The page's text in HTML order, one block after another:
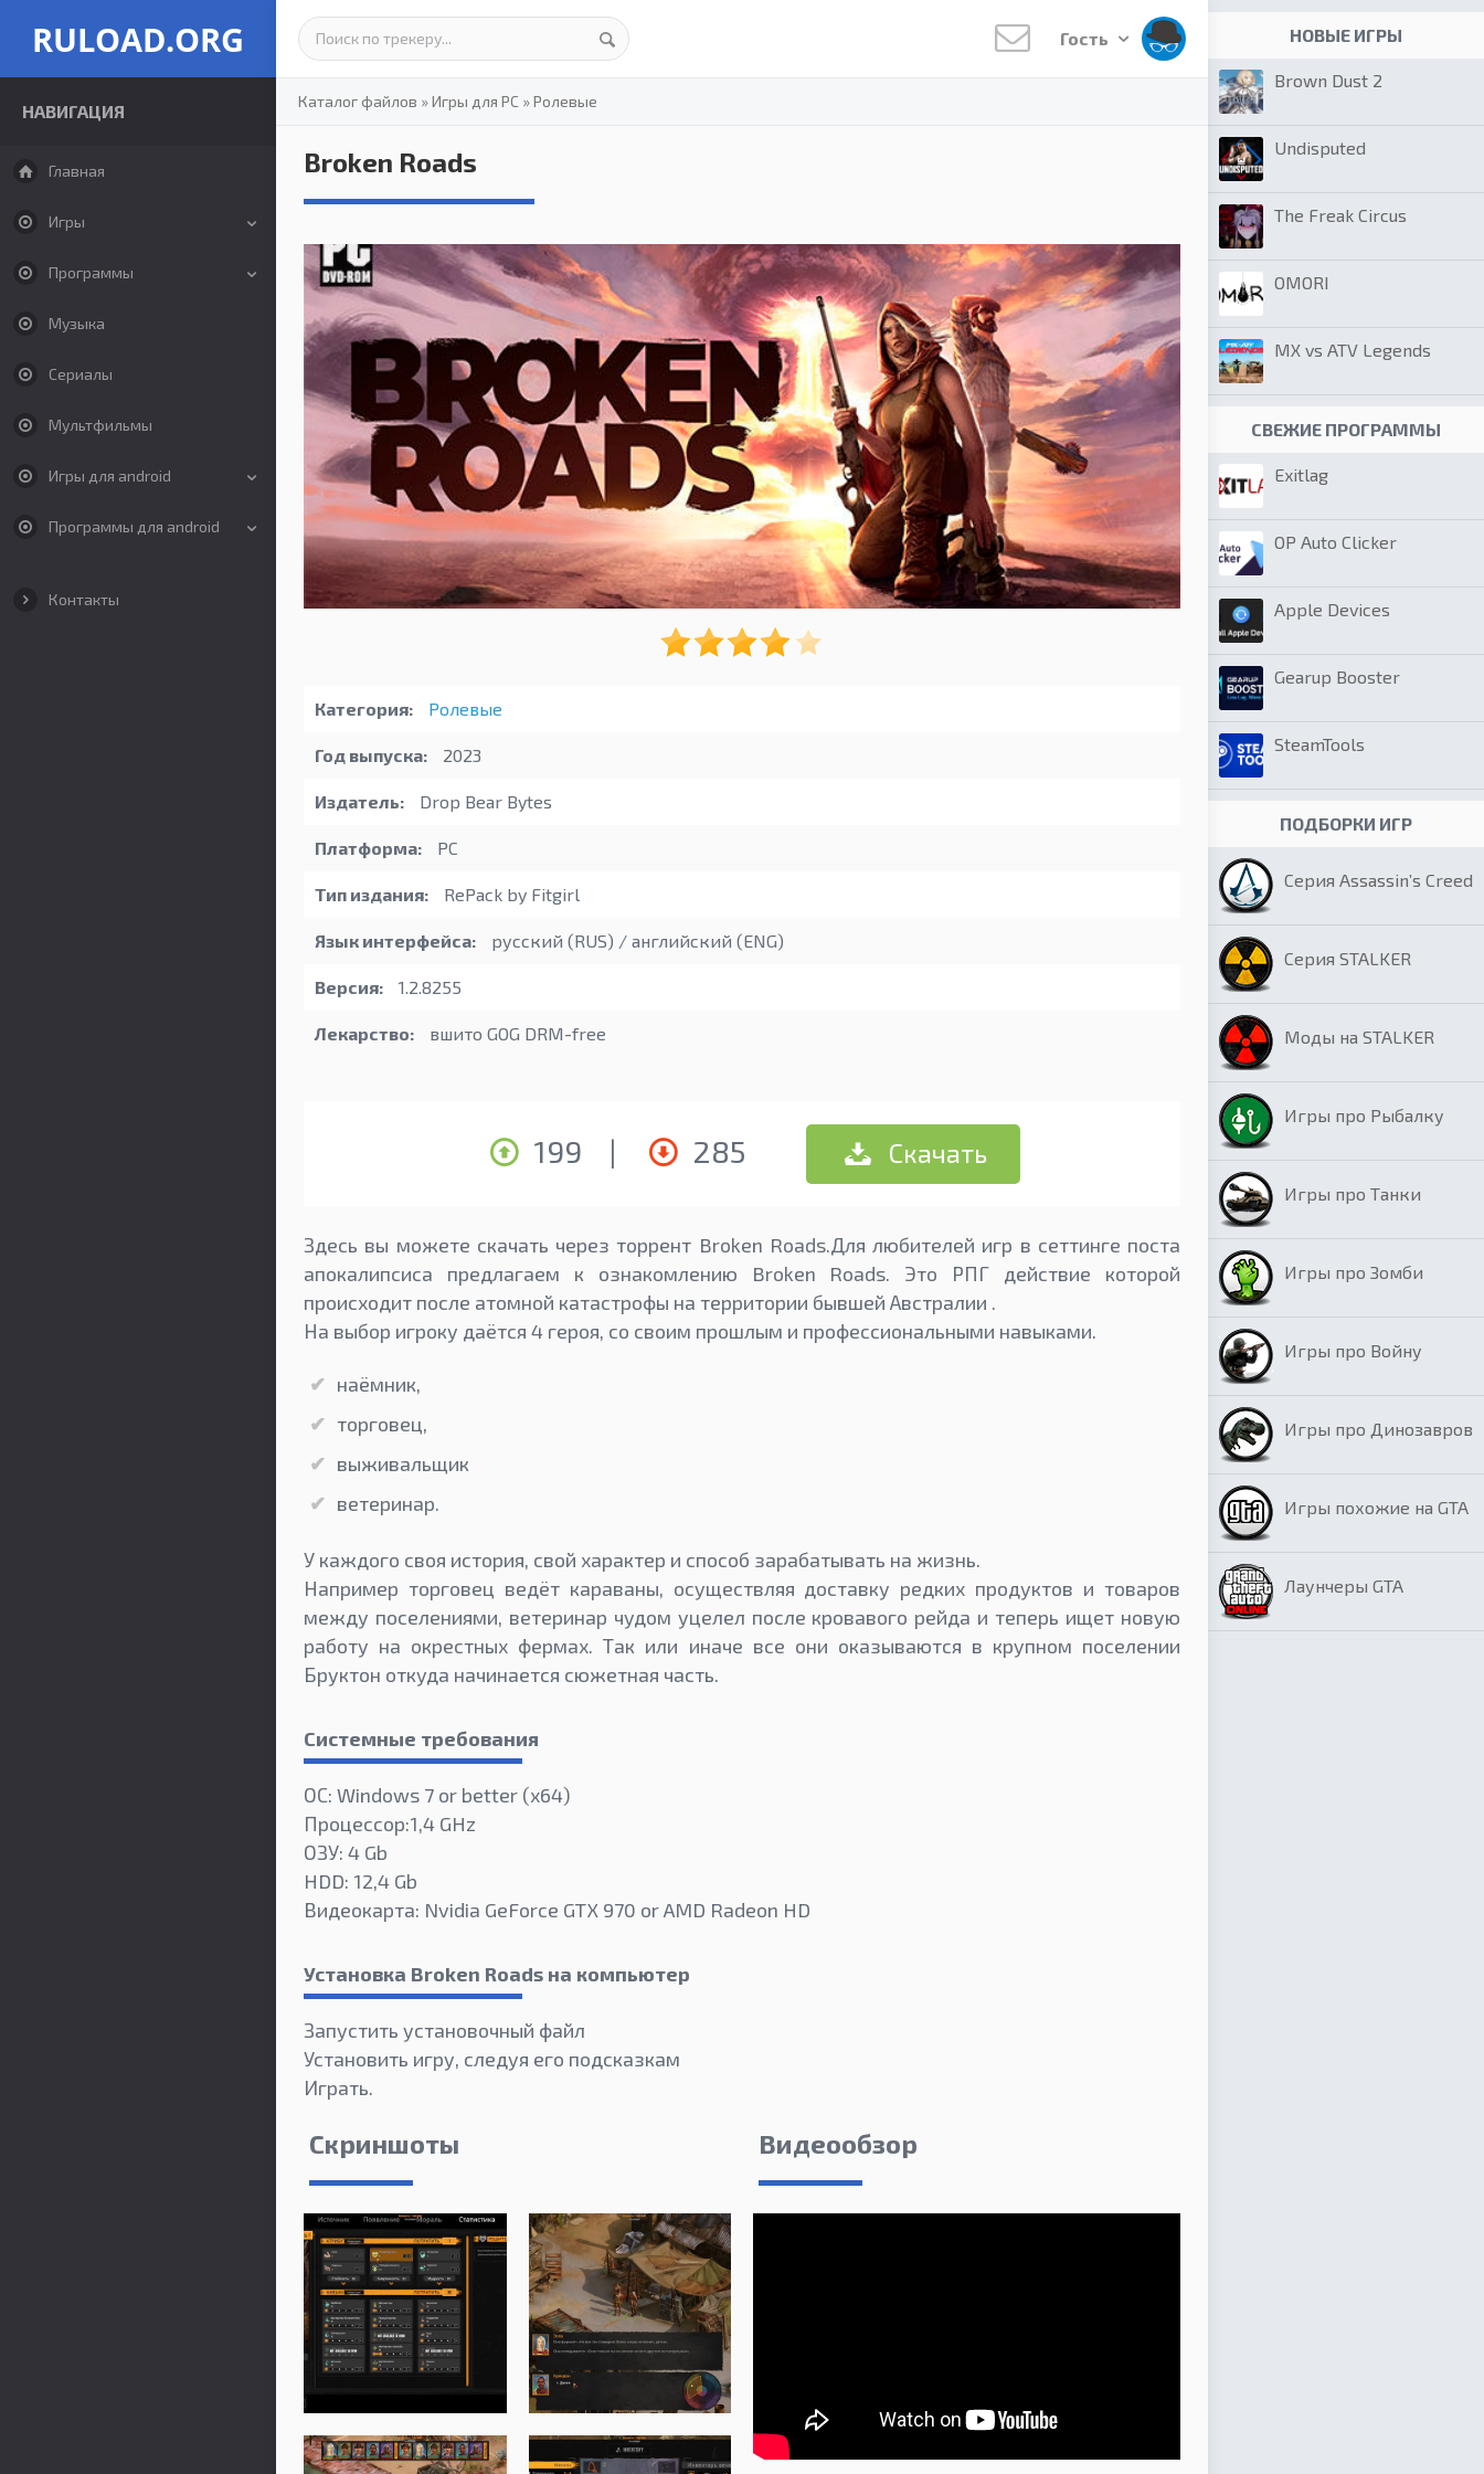
RULOAD.ORG
НАВИГАЦИЯ
Главная
Игры
Программы
Музыка
Сериалы
Мультфильмы
Игры для android
Программы для android
Контакты
Гость
Каталог файлов »Игры для PC »Ролевые
Broken Roads
Категория: Ролевые
Год выпуска: 2023
Издатель: Drop Bear Bytes
Платформа: PC
Тип издания: RePack by Fitgirl
Язык интерфейса: русский (RUS) / английский (ENG)
Версия: 1.2.8255
Лекарство: вшито GOG DRM-free
199 | 285 Скачать
Здесь вы можете скачать через торрент Broken Roads.Для любителей игр в сеттинге поста
апокалипсиса предлагаем к ознакомлению Broken Roads. Это РПГ действие которой
происходит после атомной катастрофы на территории бывшей Австралии .
На выбор игроку даётся 4 героя, со своим прошлым и профессиональными навыками.
наёмник,
торговец,
выживальщик
ветеринар.
У каждого своя история, свой характер и способ зарабатывать на жизнь.
Например торговец ведёт караваны, осуществляя доставку редких продуктов и товаров
между поселениями, ветеринар чудом уцелел после кровавого рейда и теперь ищет новую
работу на окрестных фермах. Так или иначе все они оказываются в крупном поселении
Бруктон откуда начинается сюжетная часть.
Системные требования
ОС: Windows 7 or better (х64)
Процессор:1,4 GHz
ОЗУ: 4 Gb
HDD: 12,4 Gb
Видеокарта: Nvidia GeForce GTX 970 or AMD Radeon HD
Установка Broken Roads на компьютер
Запустить установочный файл
Установить игру, следуя его подсказкам
Играть.
Скриншоты Видеообзор
НОВЫЕ ИГРЫ
Brown Dust 2
Undisputed
The Freak Circus
OMORI
MX vs ATV Legends
СВЕЖИЕ ПРОГРАММЫ
Exitlag
OP Auto Clicker
Apple Devices
Gearup Booster
SteamTools
ПОДБОРКИ ИГР
Серия Assassin’s Creed
Серия STALKER
Моды на STALKER
Игры про Рыбалку
Игры про Танки
Игры про Зомби
Игры про Войну
Игры про Динозавров
Игры похожие на GTA
Лаунчеры GTA